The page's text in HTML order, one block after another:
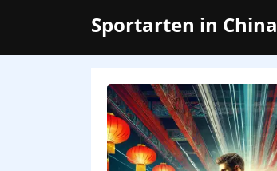
Sportarten in China